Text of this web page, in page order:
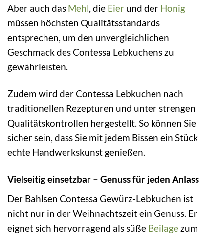
Aber auch das Mehl, die Eier und der Honig
müssen höchsten Qualitätsstandards
entsprechen, um den unvergleichlichen
Geschmack des Contessa Lebkuchens zu
gewährleisten.
Zudem wird der Contessa Lebkuchen nach
traditionellen Rezepturen und unter strengen
Qualitätskontrollen hergestellt. So können Sie
sicher sein, dass Sie mit jedem Bissen ein Stück
echte Handwerkskunst genießen.
Vielseitig einsetzbar – Genuss für jeden Anlass
Der Bahlsen Contessa Gewürz-Lebkuchen ist
nicht nur in der Weihnachtszeit ein Genuss. Er
eignet sich hervorragend als süße Beilage zum